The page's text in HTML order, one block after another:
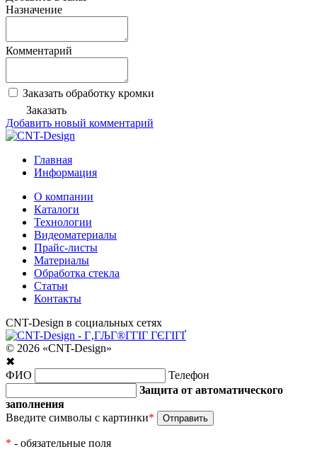
Назначение
Комментарий
Заказать обработку кромки
Заказать
Добавить новый комментарий
Главная
Информация
О компании
Каталоги
Технологии
Видеоматериалы
Прайс-листы
Материалы
Обработка стекла
Статьи
Контакты
CNT-Design в социальных сетях
© 2026 «CNT-Design»
✖
ФИО
Телефон
Защита от автоматического
заполнения
Введите символы с картинки*
* - обязательные поля